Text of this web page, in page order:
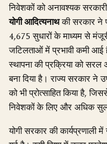
निवेशकों को अनावश्यक
योगी आदित्यनाथकी सरकार ने
4,675 सुधारों के माध्यम से
जटिलताओं में प्रभावी कमी आई
स्थापना की प्रक्रिया को
बना दिया है। राज्य सरकार ने
को भी प्रोत्साहित किया है,
निवेशकों के लिए और अधिक
योगी सरकार की कार्यप्रणाली